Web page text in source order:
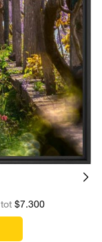
tot $7.300